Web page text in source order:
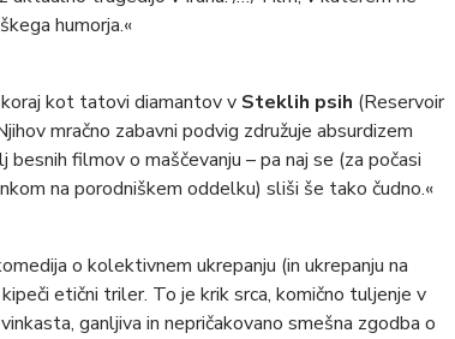
humorja.«
kot tatovi diamantov v Steklih psih (Reservoir
mračno zabavni podvig združuje absurdizem
filmov o maščevanju – pa naj se (za počasi
na porodniškem oddelku) sliši še tako čudno.«
o kolektivnem ukrepanju (in ukrepanju na
etični triler. To je krik srca, komično tuljenje v
ganljiva in nepričakovano smešna zgodba o